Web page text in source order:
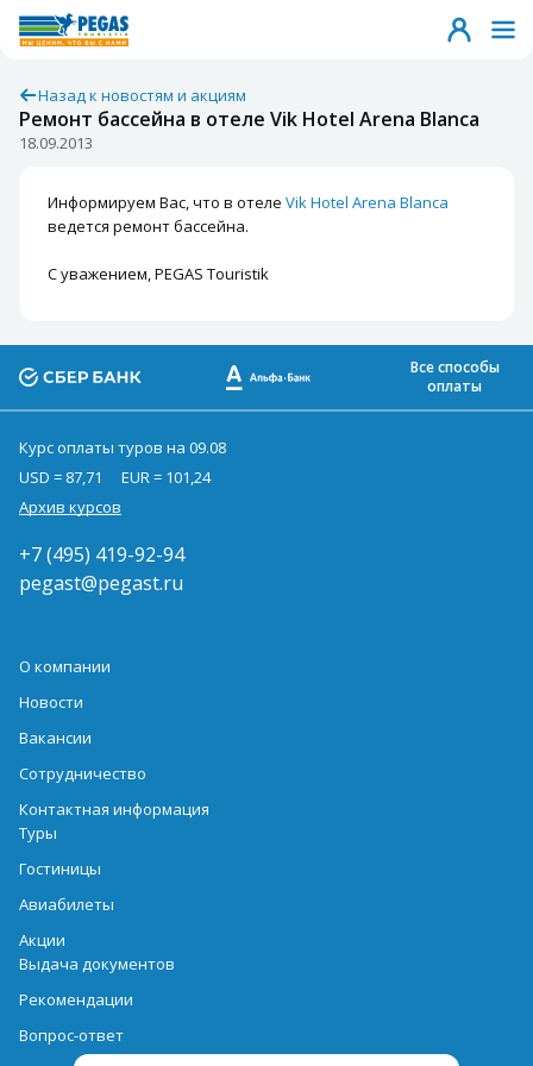
Назад к новостям и акциям
Ремонт бассейна в отеле Vik Hotel Arena Blanca
18.09.2013
Информируем Вас, что в отеле Vik Hotel Arena Blanca
ведется ремонт бассейна.
С уважением, PEGAS Touristik
Все способы
оплаты
Курс оплаты туров на 09.08
USD = 87,71
EUR = 101,24
Архив курсов
+7 (495) 419-92-94
pegast@pegast.ru
О компании
Новости
Вакансии
Сотрудничество
Контактная информация
Туры
Гостиницы
Авиабилеты
Акции
Выдача документов
Рекомендации
Вопрос-ответ